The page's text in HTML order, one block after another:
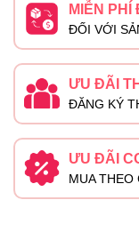
MIỄN PHÍ
ĐỐI VỚI
ƯU ĐÃI
ĐĂNG KÝ
ƯU ĐÃI
MUA THEO